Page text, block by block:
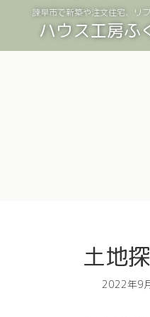
ン
ー
諫早市で新築や注文住宅、リ
ハウス工房ふ
土地
2022年9